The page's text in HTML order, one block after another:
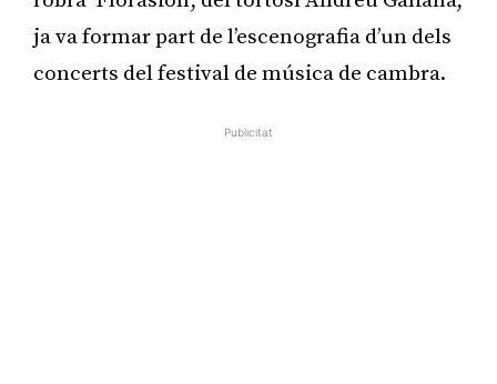
ja va formar part de l’escenografia d’un dels
concerts del festival de música de cambra.
Publicitat